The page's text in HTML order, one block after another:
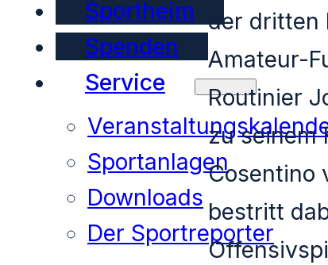
Sportheim
Spenden
Service
Sportanlagen
Downloads
Der Sportreporter
der dritten
Amateur-
Routinier
zu seinem
Cosentino
bestritt